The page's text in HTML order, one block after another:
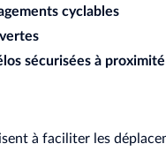
cyclables
sécurisées à
à faciliter les